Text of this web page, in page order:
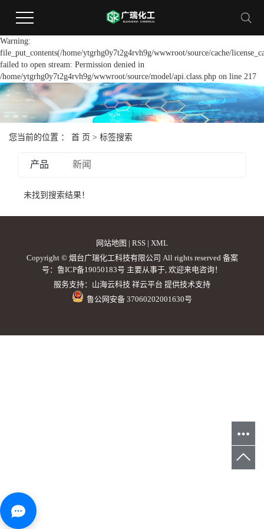
Warning:
file_put_contents(/home/ytgrhg0y7t2g4rvh9g/wwwroot/source/cache/
failed to open stream: Permission denied in
/home/ytgrhg0y7t2g4rvh9g/wwwroot/source/model/api.class.php on line 217
您当前的位置 ： 首 页 > 标签搜索
产品 新闻
未找到搜索结果！
网站地图 | RSS | XML
Copyright © 烟台广瑞化工科技有限公司 All rights reserved 备案
号： 鲁ICP备19050183号 主要从事于, 欢迎来电咨询！
服务支持： 山海云科技 祥云平台 提供技术支持
鲁公网安备 37060202001630号